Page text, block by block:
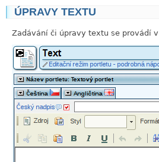
ÚPRAVY TEXTU
Zadávání či úpravy textu se provádí v